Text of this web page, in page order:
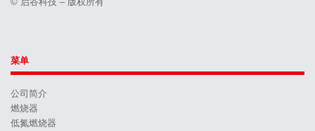
菜单
公司简介
燃烧器
低氮燃烧器